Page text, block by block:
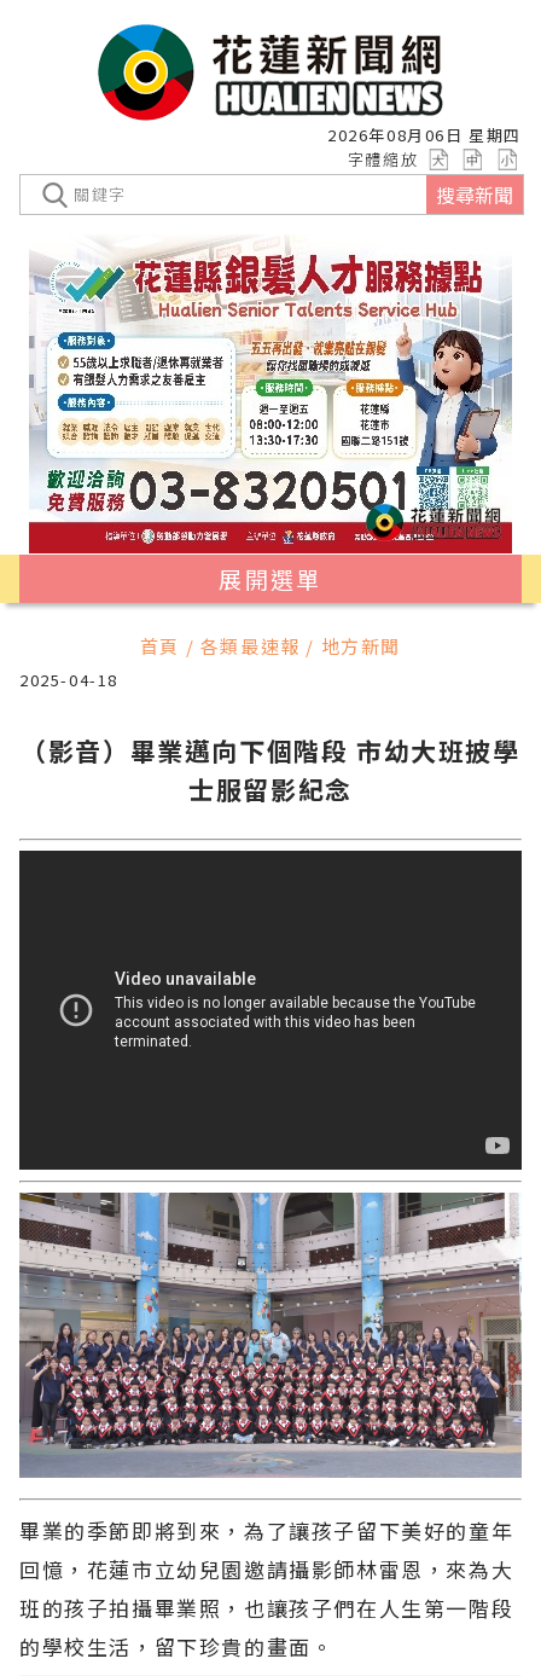
2026年08月06日 星期四
字體縮放
搜尋新聞
展開選單
首頁 / 各類最速報 / 地方新聞
2025-04-18
（影音）畢業邁向下個階段 市幼大班披學
士服留影紀念
畢業的季節即將到來，為了讓孩子留下美好的童年
回憶，花蓮市立幼兒園邀請攝影師林雷恩，來為大
班的孩子拍攝畢業照，也讓孩子們在人生第一階段
的學校生活，留下珍貴的畫面。